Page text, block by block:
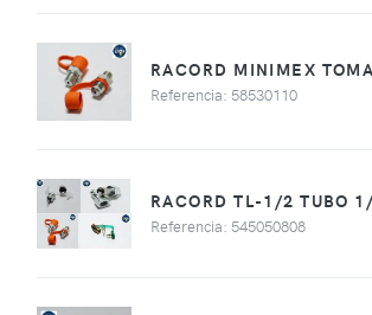
RACORD MINIMEX
Referencia: 58530110
RACORD TL-1/2 TUBO
Referencia: 545050808